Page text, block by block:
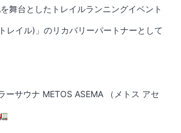
舞台としたトレイルランニングイベント
レイル)」のリカバリーパートナーとして
ーサウナ METOS ASEMA （メトス アセ